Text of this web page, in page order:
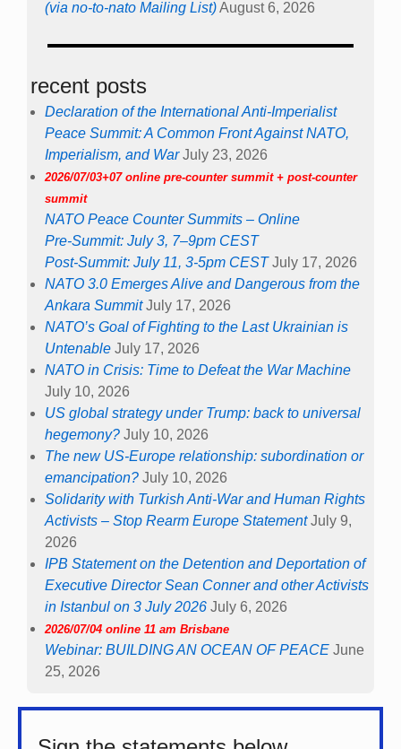
(via no-to-nato Mailing List)August 6, 2026
recent posts
Declaration of the International Anti-Imperialist
Peace Summit: A Common Front Against NATO,
Imperialism, and War July 23, 2026
2026/07/03+07 online pre-counter summit + post-counter
summit
NATO Peace Counter Summits – Online
Pre-Summit: July 3, 7–9pm CEST
Post-Summit: July 11, 3-5pm CEST July 17, 2026
NATO 3.0 Emerges Alive and Dangerous from the
Ankara Summit July 17, 2026
NATO’s Goal of Fighting to the Last Ukrainian is
Untenable July 17, 2026
NATO in Crisis: Time to Defeat the War Machine
July 10, 2026
US global strategy under Trump: back to universal
hegemony? July 10, 2026
The new US-Europe relationship: subordination or
emancipation? July 10, 2026
Solidarity with Turkish Anti-War and Human Rights
Activists – Stop Rearm Europe Statement July 9,
2026
IPB Statement on the Detention and Deportation of
Executive Director Sean Conner and other Activists
in Istanbul on 3 July 2026 July 6, 2026
2026/07/04 online 11 am Brisbane
Webinar: BUILDING AN OCEAN OF PEACE June
25, 2026